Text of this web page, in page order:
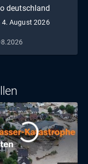
deutschland
4. August 2026